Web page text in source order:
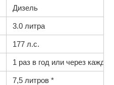
Дизель
3.0 литра
177 л.с.
1 раз в год или через
7,5 литров *